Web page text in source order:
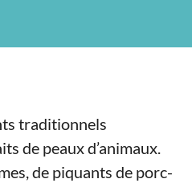
traditionnels
de peaux d’animaux.
de piquants de porc-